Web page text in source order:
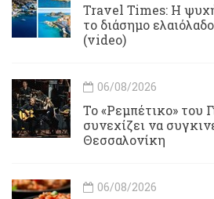
Travel Times: H
το διάσημο
(video)
06/08/2026
Το «Ρεμπέτικο» του
συνεχίζει να
Θεσσαλονίκη
06/08/2026